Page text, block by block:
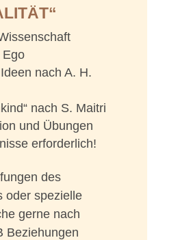
Ego
nach A. H.
nach S. Maitri
und Übungen
erforderlich!
des
oder spezielle
gerne nach
Beziehungen